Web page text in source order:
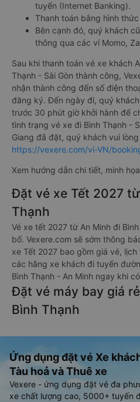
tuyến (Internet Banking).
Thanh toán bằng hình
Bên cạnh đó, quý khách
thông qua các ví Momo,
Sau khi thanh toán vé xe khách
Thạnh - Sài Gòn thành công,
nhận thành công đến số điện
đăng ký. Đến ngày đi, quý
trước 30 phút giờ khởi hành để
tình trạng vé xe đi Bình Thạnh -
Giang đã đặt, quý khách vui
https://vexere.com/vi-VN/
Xem hướng dẫn chi tiết, minh
Đặt vé xe Tết 2027
Thạnh
Vé xe tết 2027 từ An Minh đi
bố. Vexere.com sẽ sớm thông
xe Tết 2027 bao gồm giá vé,
các hãng xe khách đi tuyến
Bình Thạnh - An Minh ngay khi
Đặt vé máy bay giá
Bình Thạnh
Ứng dụng đặt vé Xe
Tàu hoả và Thuê xe
Vexere - ứng dụng đặt vé đa
xe chất lượng cao, 5000+ tuyến